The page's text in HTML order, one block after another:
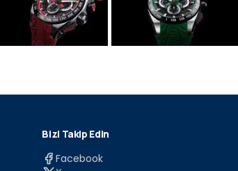
Bizi Takip Edin
Facebook